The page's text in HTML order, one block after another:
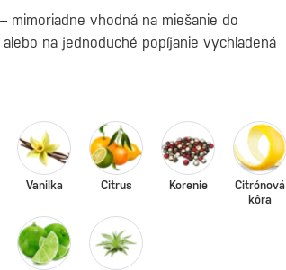
– mimoriadne vhodná na miešanie do
alebo na jednoduché popíjanie vychladená
Vanilka Citrus Korenie
Citrónová
kôra